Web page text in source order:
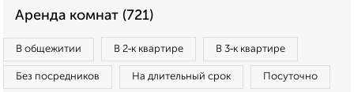
Аренда комнат (721)
В общежитии В 2‑к квартире В 3‑к квартире
Без посредников На длительный срок Посуточно